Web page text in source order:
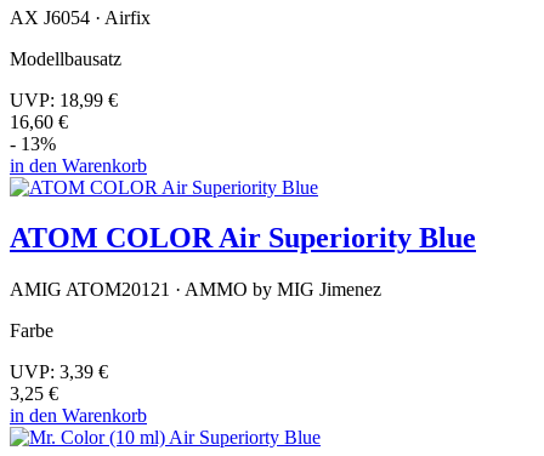
AX J6054 · Airfix
Modellbausatz
UVP: 18,99 €
16,60 €
- 13%
in den Warenkorb
ATOM COLOR Air Superiority Blue
AMIG ATOM20121 · AMMO by MIG Jimenez
Farbe
UVP: 3,39 €
3,25 €
in den Warenkorb